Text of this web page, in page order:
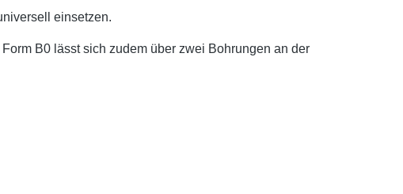
einsetzen.
Form B0 lässt sich zudem über zwei Bohrungen an der